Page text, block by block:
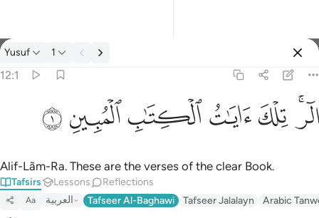
Tafsir: Yusuf 12:1
Yusuf 1
12:1
الر تلك ايات الكتاب المبين ١
الٓر ۚ تِلْكَ ءَايَـٰتُ ٱلْكِتَـٰبِ ٱلْمُبِينِ ١
ﲒﲓﲔﲕﲖﲗﲘ
Alif-Lãm-Ra. These are the verses of the clear Book.
Tafsirs Lessons Reflections
Aa العربية Tafseer Al-Baghawi Tafseer Jalalayn Arabic